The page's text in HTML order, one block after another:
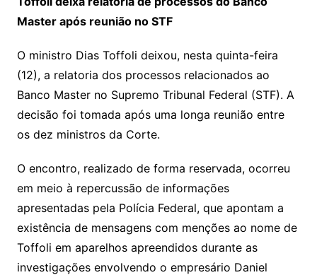
Master após reunião no STF
O ministro Dias Toffoli deixou, nesta quinta-feira
(12), a relatoria dos processos relacionados ao
Banco Master no Supremo Tribunal Federal (STF). A
decisão foi tomada após uma longa reunião entre
os dez ministros da Corte.
O encontro, realizado de forma reservada, ocorreu
em meio à repercussão de informações
apresentadas pela Polícia Federal, que apontam a
existência de mensagens com menções ao nome de
Toffoli em aparelhos apreendidos durante as
investigações envolvendo o empresário Daniel